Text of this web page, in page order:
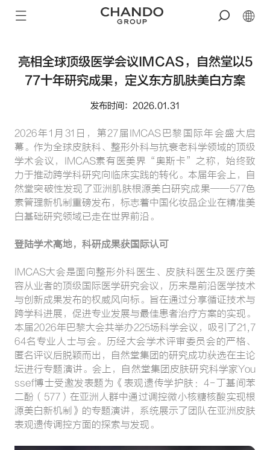
亮相全球顶级医学会议IMCAS，自然堂以5
77十年研究成果，定义东方肌肤美白方案
发布时间：2026.01.31
2026年1月31日，第27届IMCAS巴黎国际年会盛大启
幕。作为全球皮肤科、整形外科与抗衰老科学领域的顶级
学术会议，IMCAS素有医美界“奥斯卡”之称，始终致
力于推动跨学科研究向临床实践的转化。本届年会上，自
然堂突破性发现了亚洲肌肤根源美白研究成果——577色
素管理新机制重磅发布，标志着中国化妆品企业在精准美
白基础研究领域已走在世界前沿。
登陆学术高地，科研成果获国际认可
IMCAS大会是面向整形外科医生、皮肤科医生及医疗美
容从业者的顶级国际医学研究会议，历来是前沿医学技术
与创新成果发布的权威风向标。旨在通过分享循证技术与
跨学科进展，促进专业发展与最佳患者治疗方案的实现。
本届2026年巴黎大会共举办225场科学会议，吸引了21,7
64名专业人士与会。历经大会学术评审委员会的严格、
匿名评议后脱颖而出，自然堂集团的研究成功获选在主论
坛进行专题演讲。会上，自然堂集团皮肤研究科学家You
ssef博士受邀发表题为《表观遗传学护肤：4-丁基间苯
二酚（577）在亚洲人群中通过调控微小核糖核酸实现根
源美白新机制》的专题演讲，系统展示了团队在亚洲皮肤
表观遗传调控方面的探索与发现。